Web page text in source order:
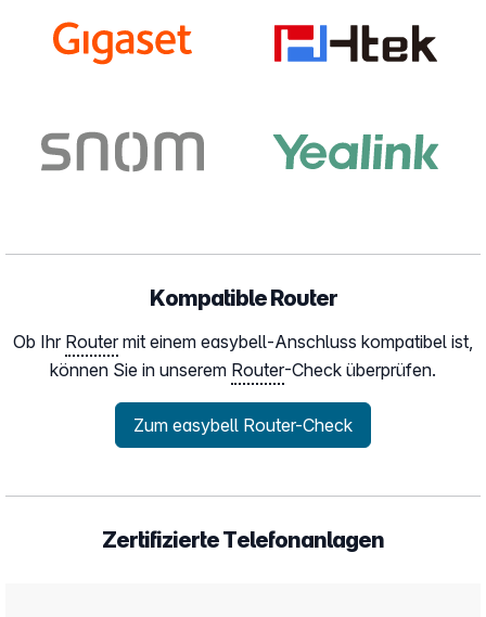
Kompatible Router
Ob Ihr Router mit einem easybell-Anschluss kompatibel ist,
können Sie in unserem Router-Check überprüfen.
Zum easybell Router-Check
Zertifizierte Telefonanlagen